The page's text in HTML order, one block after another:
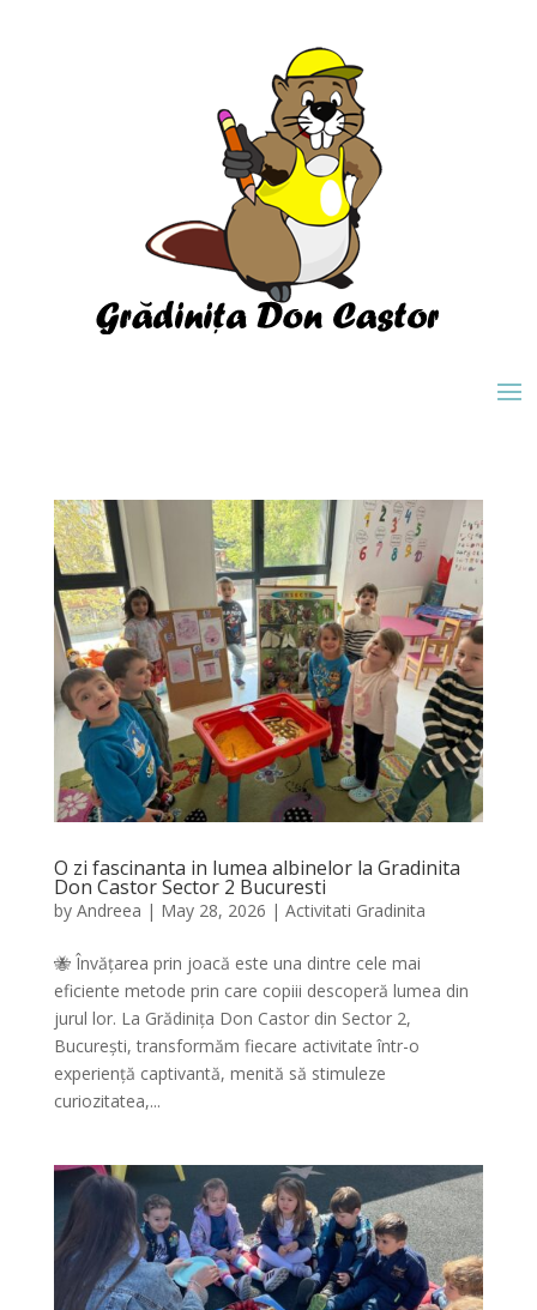
O zi fascinanta in lumea albinelor la Gradinita
Don Castor Sector 2 Bucuresti
by Andreea | May 28, 2026 | Activitati Gradinita
🐝 Învățarea prin joacă este una dintre cele mai
eficiente metode prin care copiii descoperă lumea din
jurul lor. La Grădinița Don Castor din Sector 2,
București, transformăm fiecare activitate într-o
experiență captivantă, menită să stimuleze
curiozitatea,...